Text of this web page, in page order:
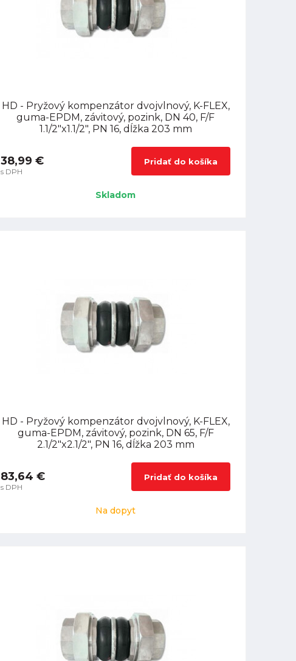
HD - Pryžový kompenzátor dvojvlnový, K-FLEX,
guma-EPDM, závitový, pozink, DN 40, F/F
1.1/2"x1.1/2", PN 16, dĺžka 203 mm
38,99 €
s DPH
Pridať do košíka
Skladom
HD - Pryžový kompenzátor dvojvlnový, K-FLEX,
guma-EPDM, závitový, pozink, DN 65, F/F
2.1/2"x2.1/2", PN 16, dĺžka 203 mm
83,64 €
s DPH
Pridať do košíka
Na dopyt